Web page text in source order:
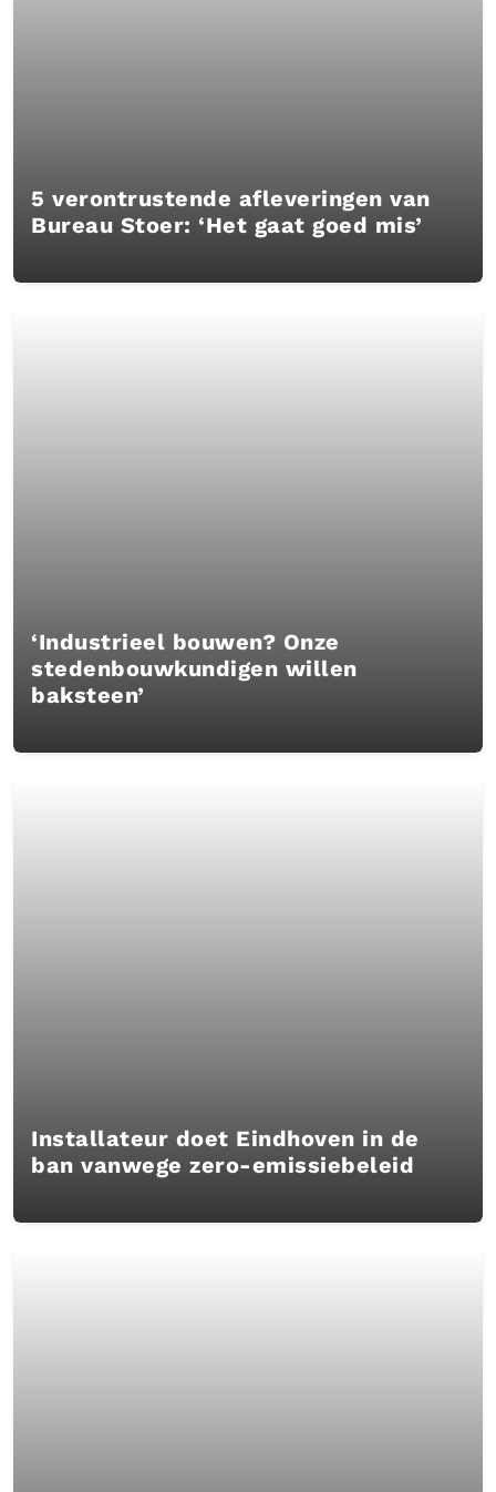
5 verontrustende afleveringen van
Bureau Stoer: ‘Het gaat goed mis’
‘Industrieel bouwen? Onze
stedenbouwkundigen willen
baksteen’
Installateur doet Eindhoven in de
ban vanwege zero-emissiebeleid